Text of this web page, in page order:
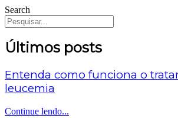
Search
Últimos posts
Entenda como funciona o
leucemia
Continue lendo...